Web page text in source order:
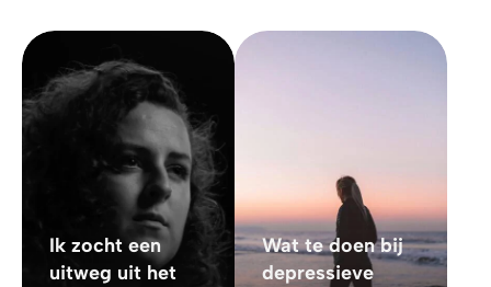
Ik zocht een
uitweg uit het
Wat te doen bij
depressieve